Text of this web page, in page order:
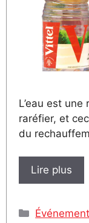
L’eau est
raréfier, et
du
Lire plus
Catégories
Événement